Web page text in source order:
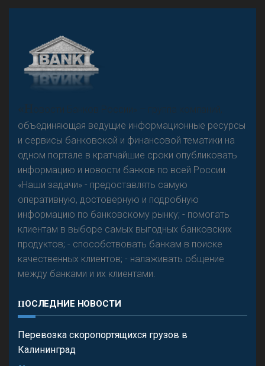
Резкого разворота на рынке автокредитов не
предвидится - «Интервью»
«Н
овости Банков России» – группа компаний,
объединяющая ведущие информационные ресурсы
и сервисы банковской и финансовой тематики на
одном портале в кратчайшие сроки опубликовать
информацию и новости банков по всей России.
«Наши задачи» - предоставлять самую
оперативную, достоверную и подробную
информацию по банковскому рынку; - помогать
клиентам в выборе самых выгодных банковских
продуктов; - способствовать банкам в поиске
качественных клиентов; - налаживать общение
между банками и их клиентами.
ПОСЛЕДНИЕ НОВОСТИ
Перевозка скоропортящихся грузов в
Калининград